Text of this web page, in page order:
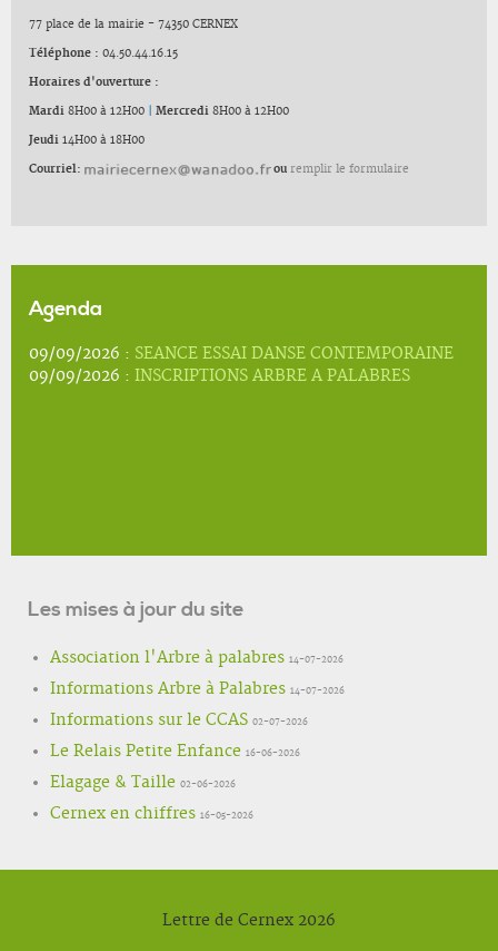
77 place de la mairie - 74350 CERNEX
Téléphone : 04.50.44.16.15
Horaires d'ouverture :
Mardi 8H00 à 12H00 Mercredi 8H00 à 12H00
Jeudi 14H00 à 18H00
Courriel: ou remplir le formulaire
Agenda
09/09/2026 : SEANCE ESSAI DANSE CONTEMPORAINE
09/09/2026 : INSCRIPTIONS ARBRE A PALABRES
Les mises à jour du site
Association l'Arbre à palabres 14-07-2026
Informations Arbre à Palabres 14-07-2026
Informations sur le CCAS 02-07-2026
Le Relais Petite Enfance 16-06-2026
Elagage & Taille 02-06-2026
Cernex en chiffres 16-05-2026
Lettre de Cernex 2026